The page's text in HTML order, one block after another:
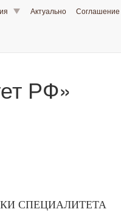
Актуально Соглашение
РФ»
СПЕЦИАЛИТЕТА